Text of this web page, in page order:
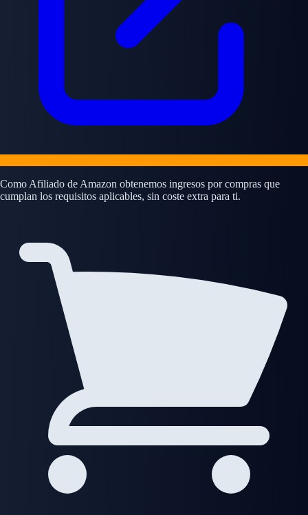
Como Afiliado de Amazon obtenemos ingresos por compras que
cumplan los requisitos aplicables, sin coste extra para ti.